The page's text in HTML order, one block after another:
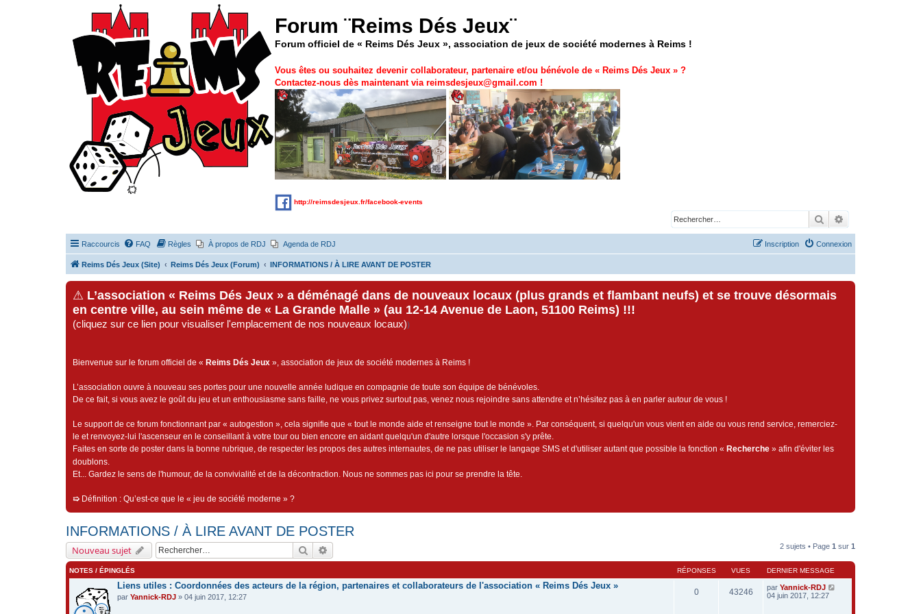
Forum ¨Reims Dés Jeux¨
Forum officiel de « Reims Dés Jeux », association de jeux de société modernes à Reims !
Vous êtes ou souhaitez devenir collaborateur, partenaire et/ou bénévole de « Reims Dés Jeux » ?
Contactez-nous dès maintenant via reimsdesjeux@gmail.com !
http://reimsdesjeux.fr/facebook-events
Rechercher
Raccourcis FAQ Règles À propos de RDJ Agenda de RDJ Connexion
Inscription
Reims Dés Jeux (Site) Reims Dés Jeux (Forum) INFORMATIONS / À LIRE AVANT DE POSTER
⚠ L’association « Reims Dés Jeux » a déménagé dans de nouveaux locaux (plus grands et flambant neufs) et se trouve désormais
en centre ville, au sein même de « La Grande Malle » (au 12-14 Avenue de Laon, 51100 Reims) !!!
(cliquez sur ce lien pour visualiser l'emplacement de nos nouveaux locaux))
Bienvenue sur le forum officiel de « Reims Dés Jeux », association de jeux de société modernes à Reims !
L’association ouvre à nouveau ses portes pour une nouvelle année ludique en compagnie de toute son équipe de bénévoles.
De ce fait, si vous avez le goût du jeu et un enthousiasme sans faille, ne vous privez surtout pas, venez nous rejoindre sans attendre et n’hésitez pas à en parler autour de vous !
Le support de ce forum fonctionnant par « autogestion », cela signifie que « tout le monde aide et renseigne tout le monde ». Par conséquent, si quelqu'un vous vient en aide ou vous rend service, remerciez-
le et renvoyez-lui l'ascenseur en le conseillant à votre tour ou bien encore en aidant quelqu'un d'autre lorsque l'occasion s'y prête.
Faites en sorte de poster dans la bonne rubrique, de respecter les propos des autres internautes, de ne pas utiliser le langage SMS et d'utiliser autant que possible la fonction « Recherche » afin d'éviter les
doublons.
Et... Gardez le sens de l'humour, de la convivialité et de la décontraction. Nous ne sommes pas ici pour se prendre la tête.
➯ Définition : Qu’est-ce que le « jeu de société moderne » ?
INFORMATIONS / À LIRE AVANT DE POSTER
Nouveau sujet Rechercher 2 sujets • Page 1 sur 1
NOTES / ÉPINGLÉS RÉPONSES VUES DERNIER MESSAGE
Liens utiles : Coordonnées des acteurs de la région, partenaires et collaborateurs de l'association « Reims Dés Jeux »
par Yannick-RDJ » 04 juin 2017, 12:27
0 43246 par Yannick-RDJ
04 juin 2017, 12:27